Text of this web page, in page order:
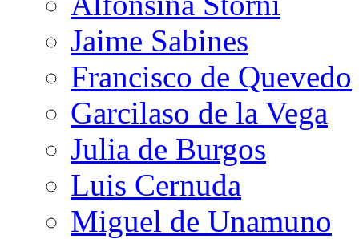
Jaime Sabines
Francisco de Quevedo
Garcilaso de la Vega
Julia de Burgos
Luis Cernuda
Miguel de Unamuno